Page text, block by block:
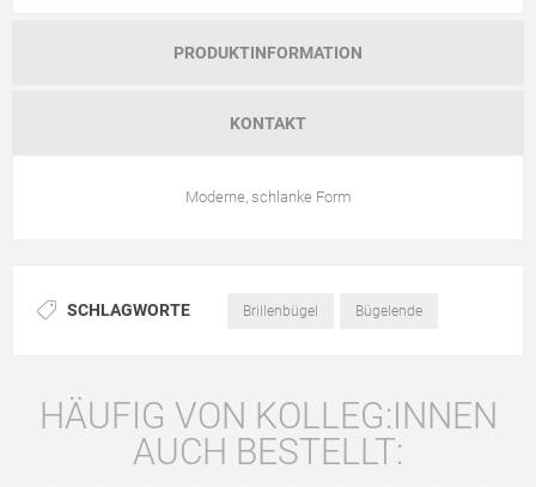
PRODUKTINFORMATION
KONTAKT
Moderne, schlanke Form
SCHLAGWORTE Brillenbügel Bügelende
HÄUFIG VON KOLLEG:INNEN
AUCH BESTELLT: